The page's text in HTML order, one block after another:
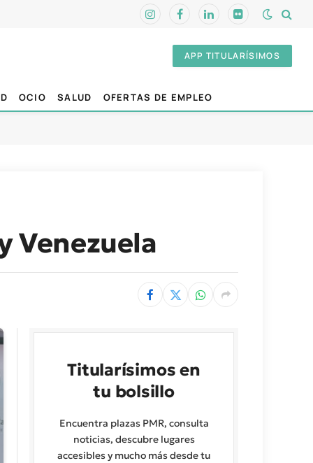
InstagramFacebookLinkedInFlickr
APP TITULARÍSIMOS
OCIO SALUD OFERTAS DE EMPLEO
Venezuela
Titularísimos en
tu bolsillo
Encuentra plazas PMR, consulta
noticias, descubre lugares
accesibles y mucho más desde tu